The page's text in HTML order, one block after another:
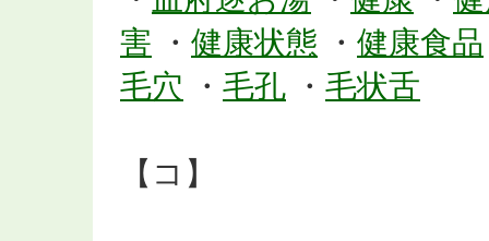
害 ・ 健康状態 ・ 健康食品
毛穴 ・ 毛孔 ・ 毛状舌
【コ】